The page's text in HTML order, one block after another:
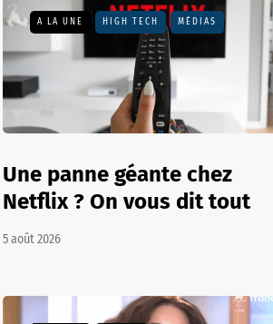
A LA UNE HIGH TECH MÉDIAS
Une panne géante chez
Netflix ? On vous dit tout
5 août 2026